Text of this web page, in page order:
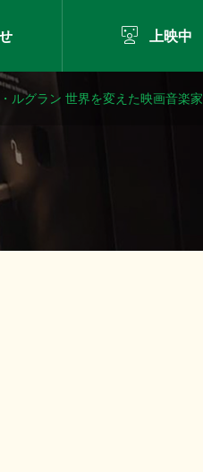
 上映中
ルグラン 世界を変えた映画音楽家